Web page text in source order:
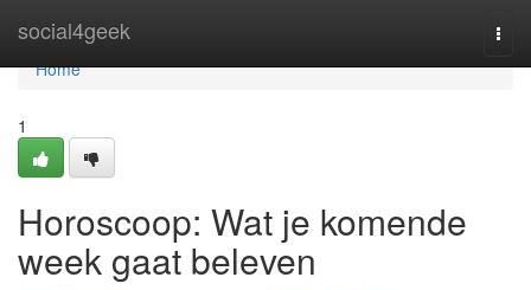
social4geek
Home
Home
1
Horoscoop: Wat je komende
week gaat beleven